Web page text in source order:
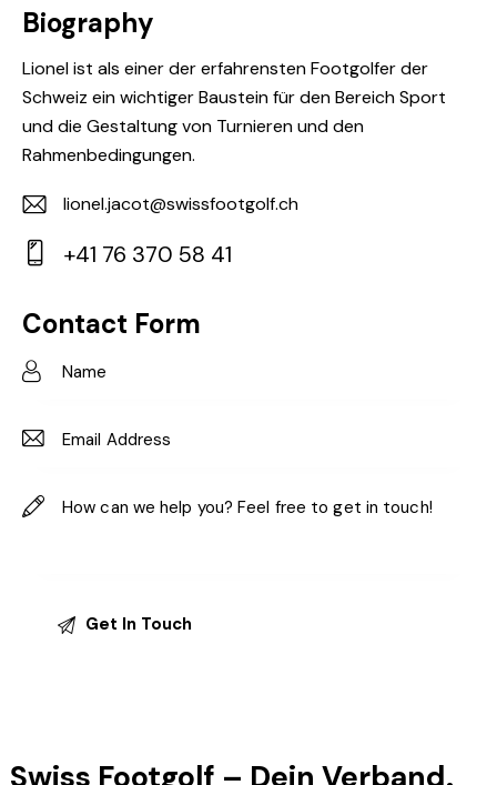
Biography
Lionel ist als einer der erfahrensten Footgolfer der
Schweiz ein wichtiger Baustein für den Bereich Sport
und die Gestaltung von Turnieren und den
Rahmenbedingungen.
E-
m
lionel.jacot@swissfootgolf.ch
on
e:
+41 76 370 58 41
Contact Form
Swiss Footgolf – Dein Verband.